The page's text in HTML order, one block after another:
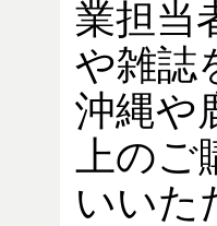
業担当
や雑誌
沖縄や
上の
いいた